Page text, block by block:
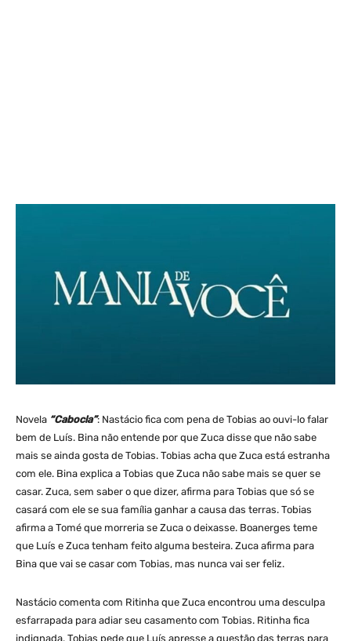
Novela “Cabocla”: Nastácio fica com pena de Tobias ao ouvi-lo falar
bem de Luís. Bina não entende por que Zuca disse que não sabe
mais se ainda gosta de Tobias. Tobias acha que Zuca está estranha
com ele. Bina explica a Tobias que Zuca não sabe mais se quer se
casar. Zuca, sem saber o que dizer, afirma para Tobias que só se
casará com ele se sua família ganhar a causa das terras. Tobias
afirma a Tomé que morreria se Zuca o deixasse. Boanerges teme
que Luís e Zuca tenham feito alguma besteira. Zuca afirma para
Bina que vai se casar com Tobias, mas nunca vai ser feliz.
Nastácio comenta com Ritinha que Zuca encontrou uma desculpa
esfarrapada para adiar seu casamento com Tobias. Ritinha fica
indignada. Tobias pede que Luís apresse a questão das terras para